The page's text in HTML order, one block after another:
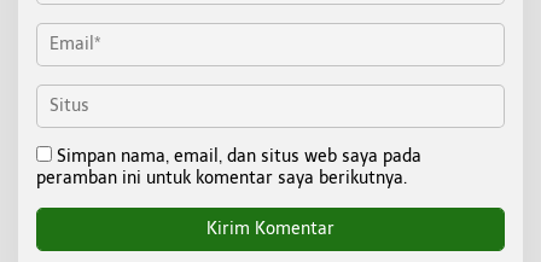
Simpan nama, email, dan situs web saya pada
peramban ini untuk komentar saya berikutnya.